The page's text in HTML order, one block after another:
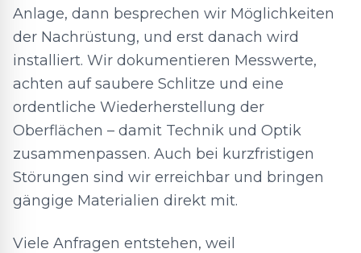
Anlage, dann besprechen wir Möglichkeiten
der Nachrüstung, und erst danach wird
installiert. Wir dokumentieren Messwerte,
achten auf saubere Schlitze und eine
ordentliche Wiederherstellung der
Oberflächen – damit Technik und Optik
zusammenpassen. Auch bei kurzfristigen
Störungen sind wir erreichbar und bringen
gängige Materialien direkt mit.
Viele Anfragen entstehen, weil